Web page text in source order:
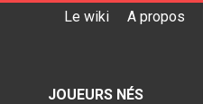
Le wiki A propos
JOUEURS NÉS